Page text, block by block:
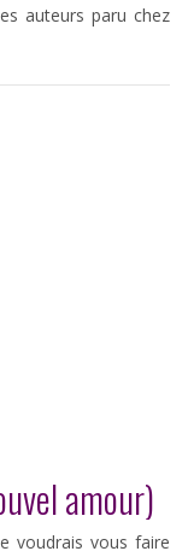
auteurs paru chez
amour)
voudrais vous faire